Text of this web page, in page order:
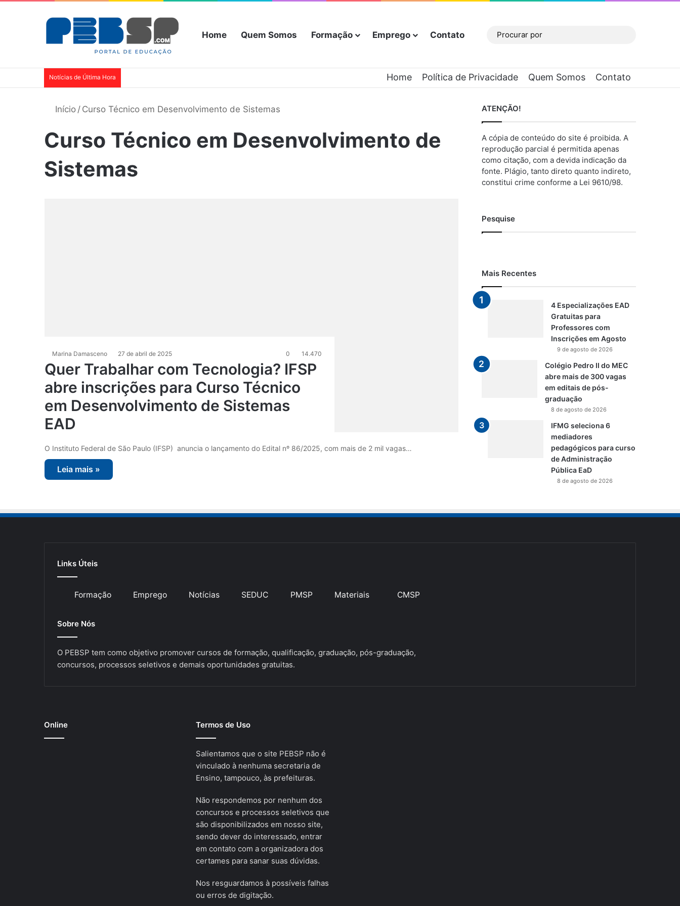
Home Quem Somos Formação Emprego Contato Barra Lateral
Notícias de Última Hora Home Política de Privacidade Quem Somos Contato
Início / Curso Técnico em Desenvolvimento de Sistemas
Curso Técnico em Desenvolvimento de
Sistemas
Marina Damasceno 27 de abril de 2025 0 14.470
Quer Trabalhar com Tecnologia? IFSP
abre inscrições para Curso Técnico
em Desenvolvimento de Sistemas
EAD
O Instituto Federal de São Paulo (IFSP) anuncia o lançamento do Edital nº 86/2025, com mais de 2 mil vagas…
Leia mais »
ATENÇÃO!
A cópia de conteúdo do site é proibida. A
reprodução parcial é permitida apenas
como citação, com a devida indicação da
fonte. Plágio, tanto direto quanto indireto,
constitui crime conforme a Lei 9610/98.
Pesquise
Mais Recentes
4 Especializações EAD
Gratuitas para
Professores com
Inscrições em Agosto
9 de agosto de 2026
Colégio Pedro II do MEC
abre mais de 300 vagas
em editais de pós-
graduação
8 de agosto de 2026
IFMG seleciona 6
mediadores
pedagógicos para curso
de Administração
Pública EaD
8 de agosto de 2026
Links Úteis
Formação Emprego Notícias SEDUC PMSP Materiais CMSP
Sobre Nós
O PEBSP tem como objetivo promover cursos de formação, qualificação, graduação, pós-graduação,
concursos, processos seletivos e demais oportunidades gratuitas.
Online Termos de Uso
Salientamos que o site PEBSP não é
vinculado à nenhuma secretaria de
Ensino, tampouco, às prefeituras.
Não respondemos por nenhum dos
concursos e processos seletivos que
são disponibilizados em nosso site,
sendo dever do interessado, entrar
em contato com a organizadora dos
certames para sanar suas dúvidas.
Nos resguardamos à possíveis falhas
ou erros de digitação.